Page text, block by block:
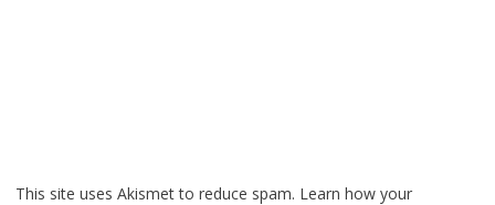
This site uses Akismet to reduce spam. Learn how your